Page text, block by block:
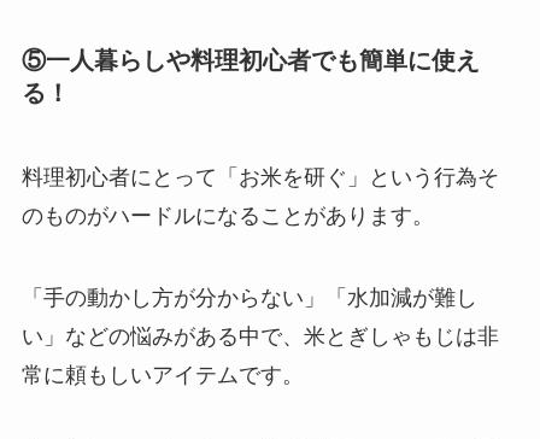
⑤一人暮らしや料理初心者でも簡単に使え
る！
料理初心者にとって「お米を研ぐ」という行為そ
のものがハードルになることがあります。
「手の動かし方が分からない」「水加減が難し
い」などの悩みがある中で、米とぎしゃもじは非
常に頼もしいアイテムです。